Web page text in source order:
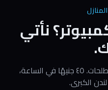
نأتي
المهندس نفسه. صبور. بلا مصطلحات. ٤٥ جنيهًا في الساعة،
الكبرى.